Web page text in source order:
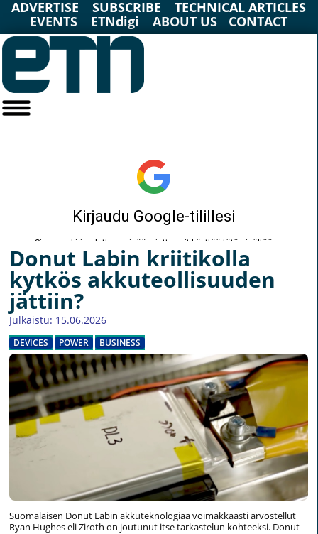
ADVERTISE SUBSCRIBE
TECHNICAL ARTICLES
EVENTS
ETNdigi ABOUT US CONTACT
Donut Labin kriitikolla
kytkös akkuteollisuuden
jättiin?
Julkaistu: 15.06.2026
DEVICES POWER BUSINESS
Suomalaisen Donut Labin akkuteknologiaa voimakkaasti arvostellut
Ryan Hughes eli Ziroth on joutunut itse tarkastelun kohteeksi. Donut